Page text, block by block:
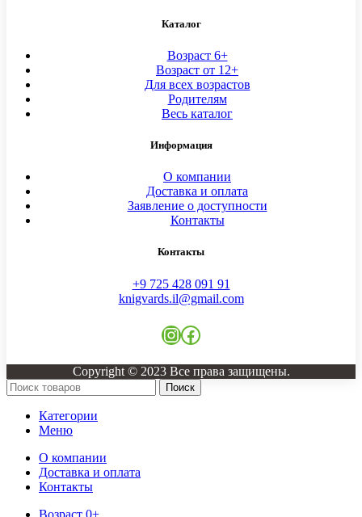
Каталог
Возраст 6+
Возраст от 12+
Для всех возрастов
Родителям
Весь каталог
Информация
О компании
Доставка и оплата
Заявление о доступности
Контакты
Контакты
+9 725 428 091 91
knigvards.il@gmail.com
Copyright © 2023 Все права защищены.
Поиск
Категории
Меню
О компании
Доставка и оплата
Контакты
Возраст 0+